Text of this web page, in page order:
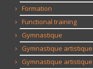
Formation
Functional training
Gymnastique
Gymnastique
Gymnastique